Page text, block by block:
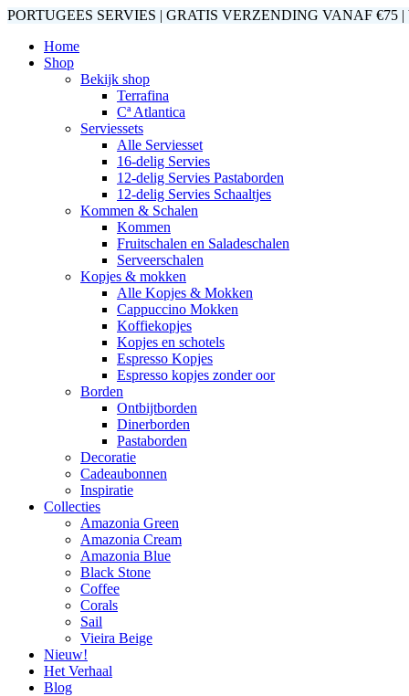
PORTUGEES SERVIES | GRATIS VERZENDING
Home
Shop
Bekijk shop
Terrafina
Cª Atlantica
Serviessets
Alle Serviesset
16-delig Servies
12-delig Servies Pastaborden
12-delig Servies Schaaltjes
Kommen & Schalen
Kommen
Fruitschalen en Saladeschalen
Serveerschalen
Kopjes & mokken
Alle Kopjes & Mokken
Cappuccino Mokken
Koffiekopjes
Kopjes en schotels
Espresso Kopjes
Espresso kopjes zonder oor
Borden
Ontbijtborden
Dinerborden
Pastaborden
Decoratie
Cadeaubonnen
Inspiratie
Collecties
Amazonia Green
Amazonia Cream
Amazonia Blue
Black Stone
Coffee
Corals
Sail
Vieira Beige
Nieuw!
Het Verhaal
Blog